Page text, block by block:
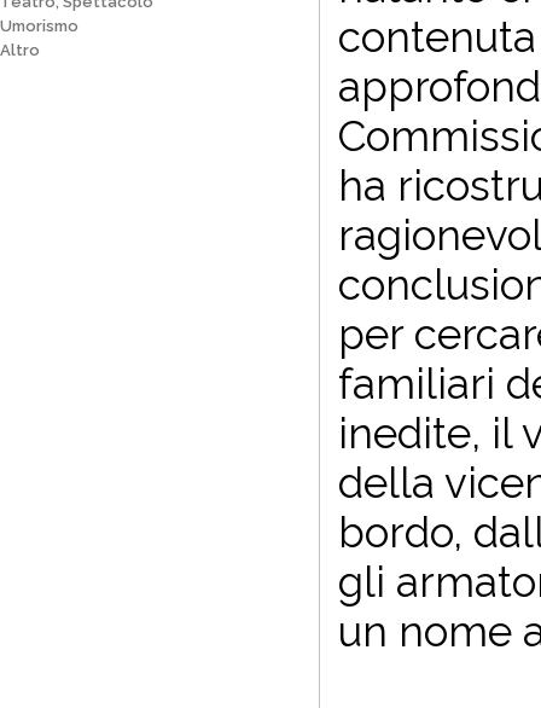
Umorismo
Altro
ha
per
familiari
inedite, il
della
bordo,
gli
un nome